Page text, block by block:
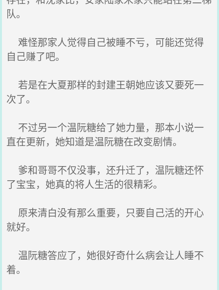
队。
难怪那家人觉得自己被睡不亏，可能还觉得
自己赚了吧。
若是在大夏那样的封建王朝她应该又要死一
次了。
不过另一个温阮糖给了她力量，那本小说一
直在更新，她知道是温阮糖在改变剧情。
爹和哥哥不仅没事，还升迁了，温阮糖还怀
了宝宝，她真的将人生活的很精彩。
原来清白没有那么重要，只要自己活的开心
就好。
温阮糖答应了，她很好奇什么病会让人睡不
着。